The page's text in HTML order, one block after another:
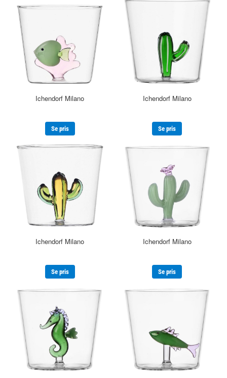
Ichendorf Milano
Se pris
Ichendorf Milano
Se pris
Ichendorf Milano
Se pris
Ichendorf Milano
Se pris